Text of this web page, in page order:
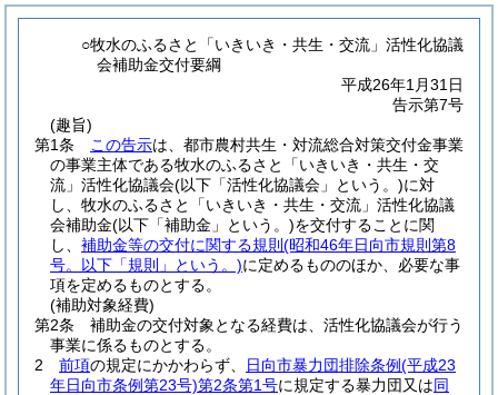
○牧水のふるさと「いきいき・共生・交流」活性化協議
会補助金交付要綱
平成26年1月31日
告示第7号
(趣旨)
第1条
この告示は、都市農村共生・対流総合対策交付金事業
の事業主体である牧水のふるさと「いきいき・共生・交
流」活性化協議会(以下「活性化協議会」という。)に対
し、牧水のふるさと「いきいき・共生・交流」活性化協議
会補助金(以下「補助金」という。)を交付することに関
し、 補助金等の交付に関する規則 (昭和46年日向市規則第8
号。以下「規則」という。)に定めるもののほか、必要な事
項を定めるものとする。
(補助対象経費)
第2条
補助金の交付対象となる経費は、活性化協議会が行う
事業に係るものとする。
2
前項の規定にかかわらず、 日向市暴力団排除条例(平成23
年日向市条例第23号)第2条第1号に規定する暴力団又は同